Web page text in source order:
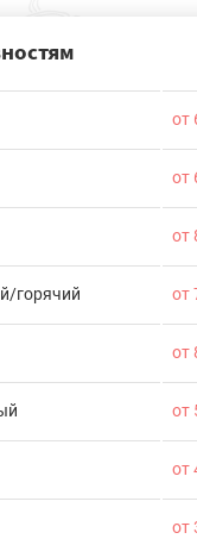
от
от
от
горячий от
от
от
от
от